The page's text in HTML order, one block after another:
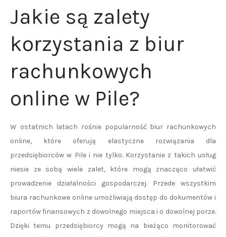
Jakie są zalety
korzystania z biur
rachunkowych
online w Pile?
W ostatnich latach rośnie popularność biur rachunkowych
online, które oferują elastyczne rozwiązania dla
przedsiębiorców w Pile i nie tylko. Korzystanie z takich usług
niesie ze sobą wiele zalet, które mogą znacząco ułatwić
prowadzenie działalności gospodarczej. Przede wszystkim
biura rachunkowe online umożliwiają dostęp do dokumentów i
raportów finansowych z dowolnego miejsca i o dowolnej porze.
Dzięki temu przedsiębiorcy mogą na bieżąco monitorować